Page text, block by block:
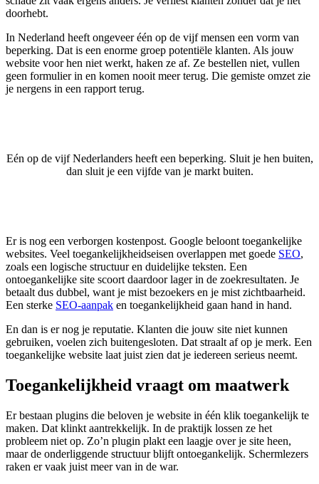
doorhebt.
In Nederland heeft ongeveer één op de vijf mensen een vorm van
beperking. Dat is een enorme groep potentiële klanten. Als jouw
website voor hen niet werkt, haken ze af. Ze bestellen niet, vullen
geen formulier in en komen nooit meer terug. Die gemiste omzet zie
je nergens in een rapport terug.
Eén op de vijf Nederlanders heeft een beperking. Sluit je hen buiten,
dan sluit je een vijfde van je markt buiten.
Er is nog een verborgen kostenpost. Google beloont toegankelijke
websites. Veel toegankelijkheidseisen overlappen met goede SEO,
zoals een logische structuur en duidelijke teksten. Een
ontoegankelijke site scoort daardoor lager in de zoekresultaten. Je
betaalt dus dubbel, want je mist bezoekers en je mist zichtbaarheid.
Een sterke SEO-aanpak en toegankelijkheid gaan hand in hand.
En dan is er nog je reputatie. Klanten die jouw site niet kunnen
gebruiken, voelen zich buitengesloten. Dat straalt af op je merk. Een
toegankelijke website laat juist zien dat je iedereen serieus neemt.
Toegankelijkheid vraagt om maatwerk
Er bestaan plugins die beloven je website in één klik toegankelijk te
maken. Dat klinkt aantrekkelijk. In de praktijk lossen ze het
probleem niet op. Zo’n plugin plakt een laagje over je site heen,
maar de onderliggende structuur blijft ontoegankelijk. Schermlezers
raken er vaak juist meer van in de war.